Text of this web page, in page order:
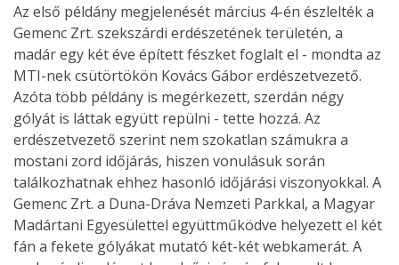
Az első példány megjelenését március 4-én észlelték a
Gemenc Zrt. szekszárdi erdészetének területén, a
madár egy két éve épített fészket foglalt el - mondta az
MTI-nek csütörtökön Kovács Gábor erdészetvezető.
Azóta több példány is megérkezett, szerdán négy
gólyát is láttak együtt repülni - tette hozzá. Az
erdészetvezető szerint nem szokatlan számukra a
mostani zord időjárás, hiszen vonulásuk során
találkozhatnak ehhez hasonló időjárási viszonyokkal. A
Gemenc Zrt. a Duna-Dráva Nemzeti Parkkal, a Magyar
Madártani Egyesülettel együttműködve helyezett el két
fán a fekete gólyákat mutató két-két webkamerát. A